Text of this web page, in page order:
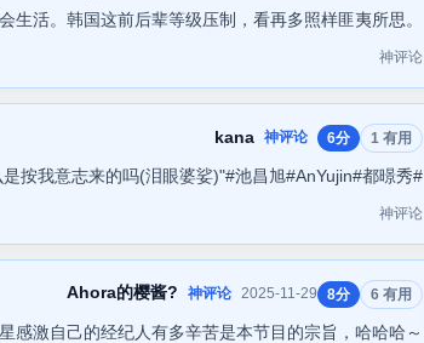
活。韩国这前后辈等级压制，看再多照样匪夷所思。
神评论
kana 神评论 6分 1 有用
按我意志来的吗(泪眼婆娑)"#池昌旭#AnYujin#都暻秀#
神评论
Ahora的樱酱? 神评论 2025-11-29 8分 6 有用
感激自己的经纪人有多辛苦是本节目的宗旨，哈哈哈～